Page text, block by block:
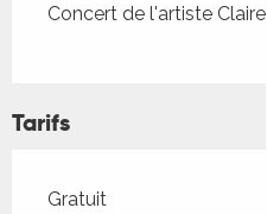
Concert de l'artiste Claire
Tarifs
Tarifs 2026
Gratuit